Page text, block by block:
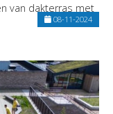
van dakterras met
08-11-2024